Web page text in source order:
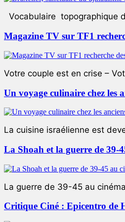
Vocabulaire topographique
Magazine TV sur TF1
Votre couple est en crise –
Un voyage culinaire chez les
La cuisine israélienne est
La Shoah et la guerre de 39-
La guerre de 39-45 au
Critique Ciné : Epicentro de